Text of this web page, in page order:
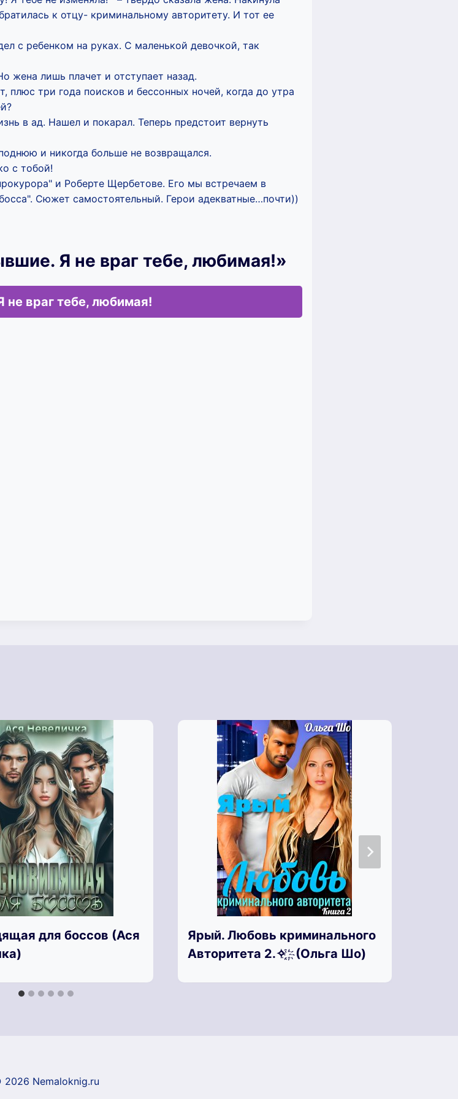
к отцу- криминальному авторитету. И тот ее
с ребенком на руках. С маленькой девочкой, так
жена лишь плачет и отступает назад.
плюс три года поисков и бессонных ночей, когда до утра
в ад. Нашел и покарал. Теперь предстоит вернуть
и никогда больше не возвращался.
с тобой!
и Роберте Щербетове. Его мы встречаем в
Сюжет самостоятельный. Герои адекватные…почти))
Я не враг тебе, любимая!»
не враг тебе, любимая!
для боссов (Ася
Ярый. Любовь криминального
Авторитета 2.✧ ҈ ҉ (Ольга Шо)
2026 Nemaloknig.ru